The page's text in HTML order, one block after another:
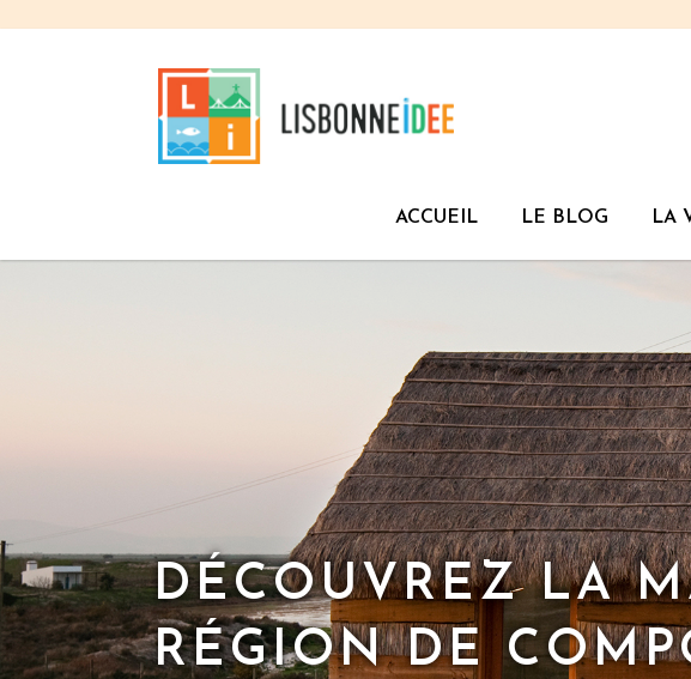
ACCUEIL LE BLOG LA
DÉCOUVREZ LA
RÉGION DE